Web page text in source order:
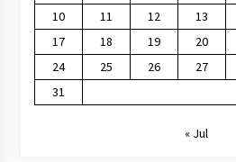
10
11 12 13
17
18 19 20
24
25 26 27
31
« Jul